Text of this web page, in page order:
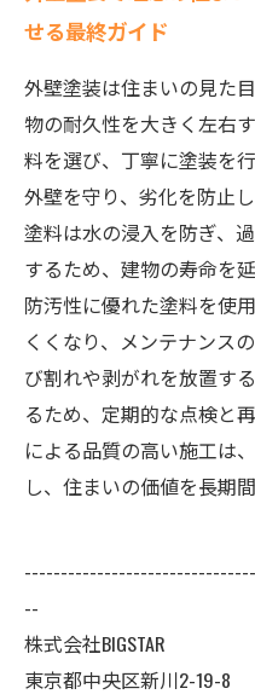
せる最終ガイド
外壁塗装は住まいの見た
物の耐久性を大きく左右
料を選び、丁寧に塗装を
外壁を守り、劣化を防止
塗料は水の浸入を防ぎ、
するため、建物の寿命を
防汚性に優れた塗料を使
くくなり、メンテナンス
び割れや剥がれを放置す
るため、定期的な点検と
による品質の高い施工は
し、住まいの価値を長期
--
株式会社BIGSTAR
東京都中央区新川2-19-8